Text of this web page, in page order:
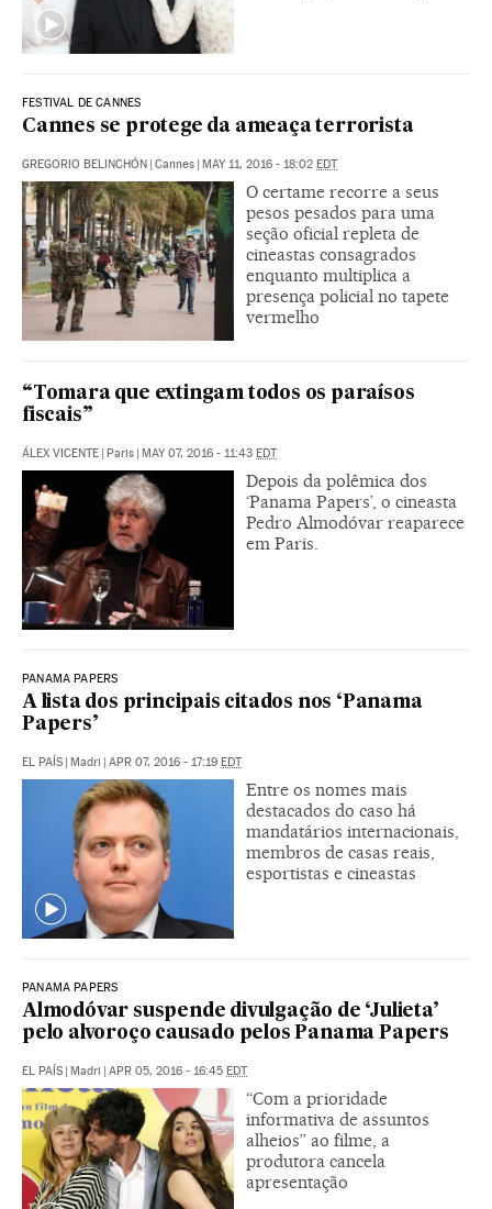
FESTIVAL DE CANNES
Cannes se protege da ameaça terrorista
GREGORIO BELINCHÓN | Cannes | MAY 11, 2016 - 18:02 EDT
O certame recorre a seus
pesos pesados para uma
seção oficial repleta de
cineastas consagrados
enquanto multiplica a
presença policial no tapete
vermelho
“Tomara que extingam todos os paraísos
fiscais”
ÁLEX VICENTE | Paris | MAY 07, 2016 - 11:43 EDT
Depois da polêmica dos
‘Panama Papers’, o cineasta
Pedro Almodóvar reaparece
em Paris.
PANAMA PAPERS
A lista dos principais citados nos ‘Panama
Papers’
EL PAÍS | Madri | APR 07, 2016 - 17:19 EDT
Entre os nomes mais
destacados do caso há
mandatários internacionais,
membros de casas reais,
esportistas e cineastas
PANAMA PAPERS
Almodóvar suspende divulgação de ‘Julieta’
pelo alvoroço causado pelos Panama Papers
EL PAÍS | Madri | APR 05, 2016 - 16:45 EDT
“Com a prioridade
informativa de assuntos
alheios” ao filme, a
produtora cancela
apresentação